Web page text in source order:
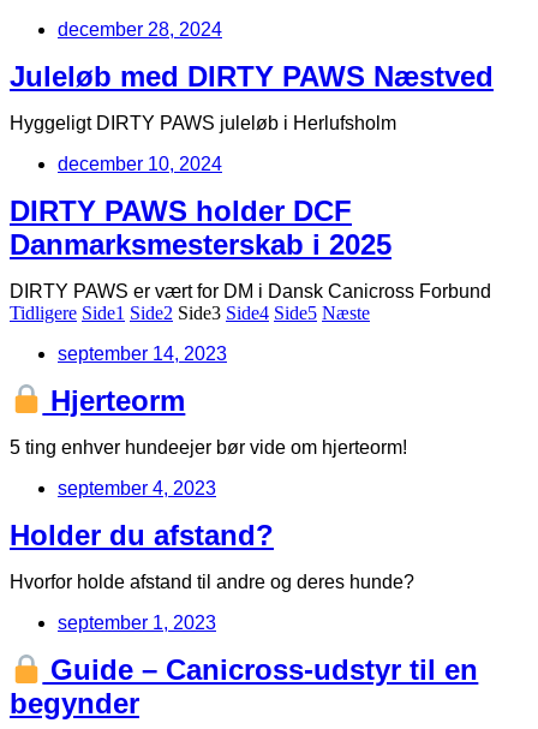
december 28, 2024
Juleløb med DIRTY PAWS Næstved
Hyggeligt DIRTY PAWS juleløb i Herlufsholm
december 10, 2024
DIRTY PAWS holder DCF
Danmarksmesterskab i 2025
DIRTY PAWS er vært for DM i Dansk Canicross Forbund
Tidligere Side1 Side2 Side3 Side4 Side5 Næste
september 14, 2023
Hjerteorm
5 ting enhver hundeejer bør vide om hjerteorm!
september 4, 2023
Holder du afstand?
Hvorfor holde afstand til andre og deres hunde?
september 1, 2023
Guide – Canicross-udstyr til en
begynder